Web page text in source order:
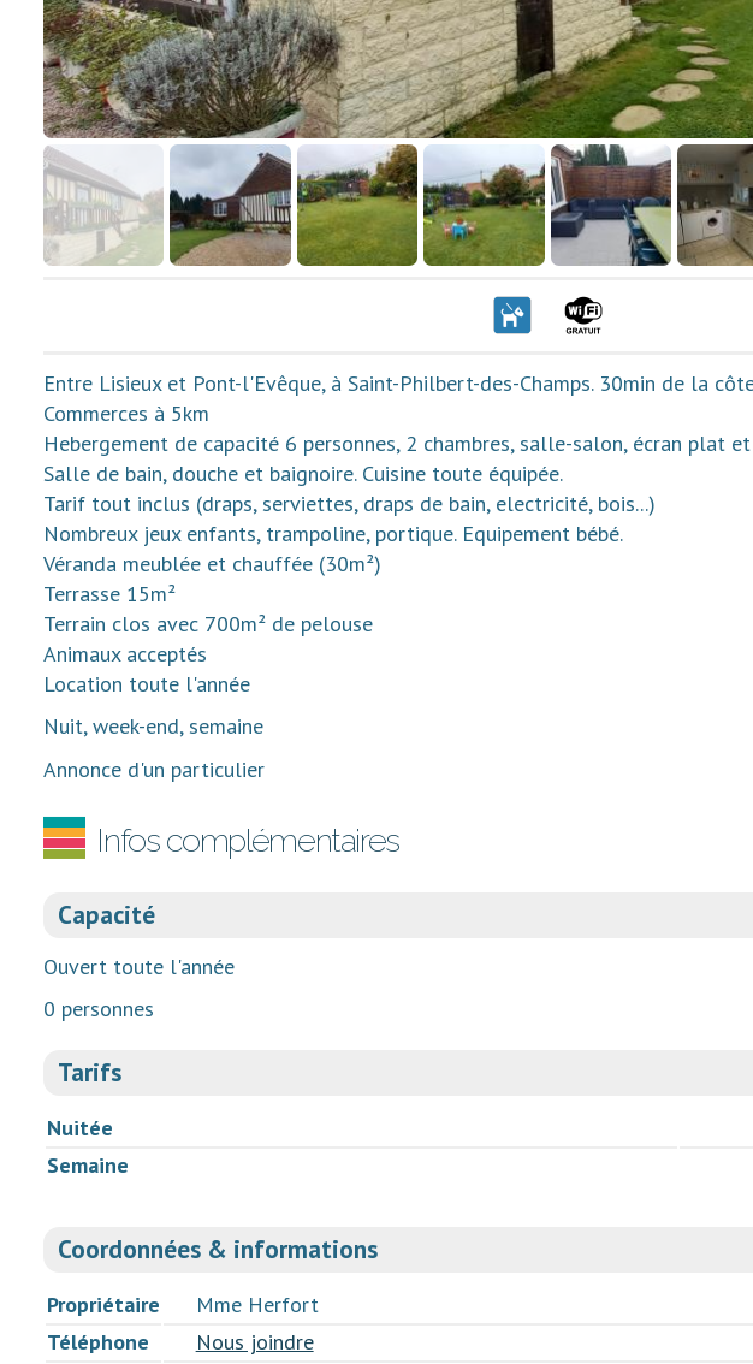
Entre Lisieux et Pont-l'Evêque, à Saint-Philbert-des-Champs. 30min de la
Commerces à 5km
Hebergement de capacité 6 personnes, 2 chambres, salle-salon, écran plat et
Salle de bain, douche et baignoire. Cuisine toute équipée.
Tarif tout inclus (draps, serviettes, draps de bain, electricité, bois...)
Nombreux jeux enfants, trampoline, portique. Equipement bébé.
Véranda meublée et chauffée (30m²)
Terrasse 15m²
Terrain clos avec 700m² de pelouse
Animaux acceptés
Location toute l'année
Nuit, week-end, semaine
Annonce d'un particulier
Infos complémentaires
Capacité
Ouvert toute l'année
0 personnes
Tarifs
Nuitée
Semaine
Coordonnées & informations
Propriétaire
Mme Herfort
Téléphone
Nous joindre